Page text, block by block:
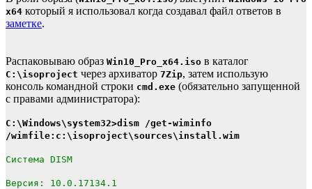
x64 который я использовал когда создавал файл ответов в
заметке.
Распаковываю образ Win10_Pro_x64.iso в каталог
C:\isoproject через архиватор 7Zip, затем использую
консоль командной строки cmd.exe (обязательно запущенной
с правами администратора):
C:\Windows\system32>dism /get-wiminfo
/wimfile:c:\isoproject\sources\install.wim
Cистема DISM
Версия: 10.0.17134.1